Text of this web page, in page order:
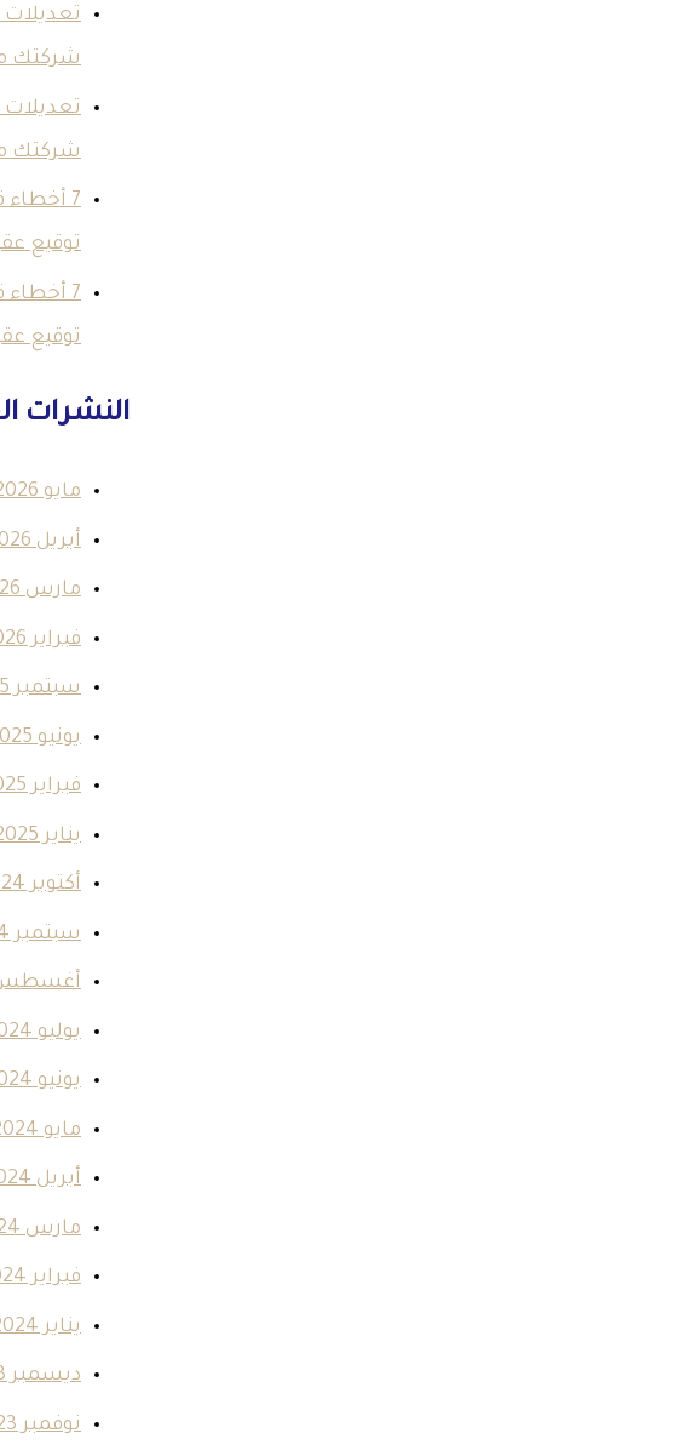
شركتك من
شركتك من
7 أخطاء
توقيع
7 أخطاء
توقيع
النشرات
مايو 2026
أبريل 2026
مارس 2026
فبراير 2026
سبتمبر 2025
يونيو 2025
فبراير 2025
يناير 2025
أكتوبر 2024
سبتمبر 2024
أغسطس
يوليو 2024
يونيو 2024
مايو 2024
أبريل 2024
مارس 2024
فبراير 2024
يناير 2024
ديسمبر 2023
نوفمبر 2023